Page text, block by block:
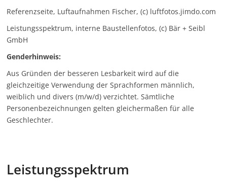
Referenzseite, Luftaufnahmen Fischer, (c) luftfotos.jimdo.com
Leistungsspektrum, interne Baustellenfotos, (c) Bär + Seibl
GmbH
Genderhinweis:
Aus Gründen der besseren Lesbarkeit wird auf die
gleichzeitige Verwendung der Sprachformen männlich,
weiblich und divers (m/w/d) verzichtet. Sämtliche
Personenbezeichnungen gelten gleichermaßen für alle
Geschlechter.
Leistungsspektrum